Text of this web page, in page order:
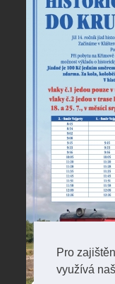
Pro
využívá